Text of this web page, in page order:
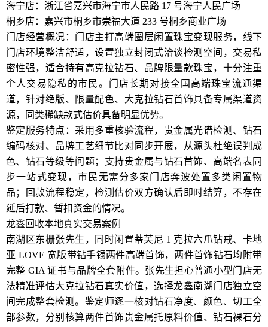
海宁店：浙江省嘉兴市海宁市人民路 17 号海宁人民广场
桐乡店：嘉兴市桐乡市崇福大道 233 号桐乡商业广场
门店经营概况：门店主打高端圈层闲置珠宝变现服务，线下
门店环境整洁舒适，设置独立封闭式洽谈检测空间，交易私
密性强，适合持有高克拉钻石、品牌限量款珠宝，十分注重
个人交易隐私的市民。门店长期对接全国高端珠宝流通渠
道，针对绝版、限量配色、大克拉钻石首饰具备专属渠道资
源，同类稀缺款式估价具备明显优势。
鉴定服务特点：采用多重核验流程，贵金属光谱检测、钻石
编码核对、品牌工艺细节比对同步开展，从源头杜绝误判成
色、钻石等级等问题；支持贵金属与钻石首饰、高端名表同
步一站式变现，市民无需分多家门店奔波处置多类闲置物
品；回款流程稳定，检测估价双方确认后即时结算，不存在
延后打款、暂扣资金的情况。
龙鑫回收本地真实交易案例
南湖区东栅张先生，同时闲置蒂芙尼 1 克拉六爪钻戒、卡地
亚 LOVE 宽版带钻手镯两件高端首饰，两件首饰钻石均附带
完整 GIA 证书与品牌全套附件。张先生担心普通小型门店无
法精准评估大克拉钻石真实价值，选择龙鑫南湖门店独立空
间完成整套检测。鉴定师逐一核对钻石净度、颜色、切工全
部参数，分别核算两件首饰贵金属托原料价值、钻石裸石分